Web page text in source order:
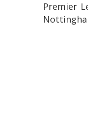
Premier